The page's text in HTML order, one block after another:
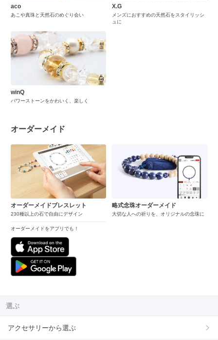
aco
あこや真珠と天然石のめぐり会い
X.G
メンズにおすすめの天然石をスタイリッシ
ュに
winQ
パワーストーンをかわいく、楽しく
オーダーメイド
オーダーメイドブレスレット
230種以上の石で自由にデザイン
オーダーメイドをアプリでも！
略式念珠オーダーメイド
大切な人への祈りを、オリジナルの念珠に
選ぶ
アクセサリーから選ぶ